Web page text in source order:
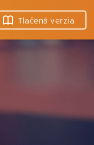
Tlačená verzia